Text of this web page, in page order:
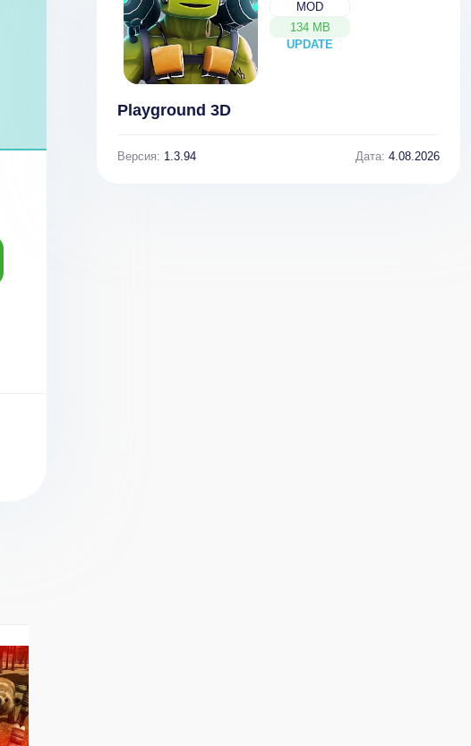
MOD
134 MB
UPDATE
NEW
Playground 3D
Версия: 1.3.94 Дата: 4.08.2026